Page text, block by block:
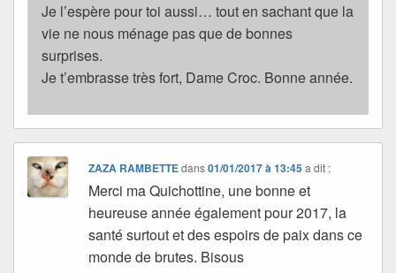
Je l’espère pour toi aussi… tout en sachant que la
vie ne nous ménage pas que de bonnes
surprises.
Je t’embrasse très fort, Dame Croc. Bonne année.
ZAZA RAMBETTEdans01/01/2017 à 13:45 a dit :
Merci ma Quichottine, une bonne et
heureuse année également pour 2017, la
santé surtout et des espoirs de paix dans ce
monde de brutes. Bisous